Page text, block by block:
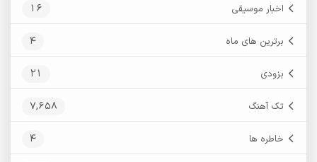
اخبار موسیقی 16
برترین های ماه 4
بزودی 21
تک آهنگ 7,658
خاطره ها 4